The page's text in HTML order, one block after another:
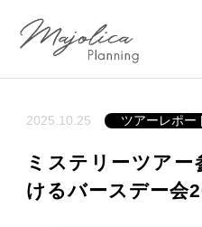
2025.10.25 ツアーレポー
ミステリーツアー
けるバースデー会